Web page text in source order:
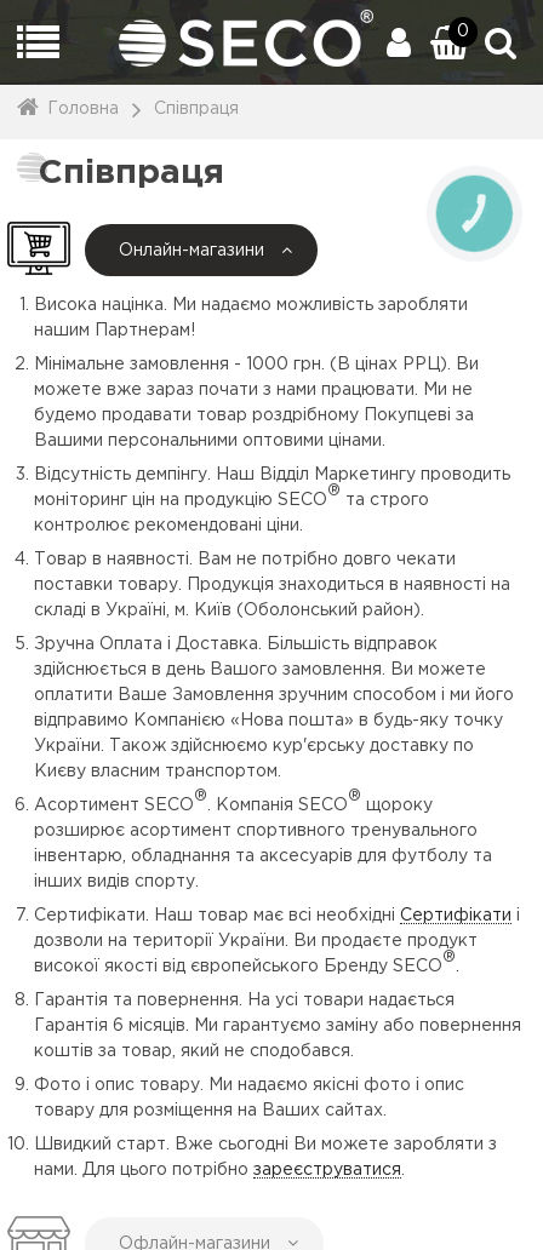
0
Головна Співпраця
Співпраця
Онлайн-магазини
Висока націнка. Ми надаємо можливість заробляти
нашим Партнерам!
Мінімальне замовлення - 1000 грн. (В цінах РРЦ). Ви
можете вже зараз почати з нами працювати. Ми не
будемо продавати товар роздрібному Покупцеві за
Вашими персональними оптовими цінами.
Відсутність демпінгу. Наш Відділ Маркетингу проводить
моніторинг цін на продукцію SECO
®
та строго
контролює рекомендовані ціни.
Товар в наявності. Вам не потрібно довго чекати
поставки товару. Продукція знаходиться в наявності на
складі в Україні, м. Київ (Оболонський район).
Зручна Оплата і Доставка. Більшість відправок
здійснюється в день Вашого замовлення. Ви можете
оплатити Ваше Замовлення зручним способом і ми його
відправимо Компанією «Нова пошта» в будь-яку точку
України. Також здійснюємо кур'єрську доставку по
Києву власним транспортом.
Асортимент SECO
®
. Компанія SECO
®
щороку
розширює асортимент спортивного тренувального
інвентарю, обладнання та аксесуарів для футболу та
інших видів спорту.
Сертифікати. Наш товар має всі необхідні Сертифікати і
дозволи на території України. Ви продаєте продукт
високої якості від європейського Бренду SECO
®
Гарантія та повернення. На усі товари надається
Гарантія 6 місяців. Ми гарантуємо заміну або повернення
коштів за товар, який не сподобався.
Фото і опис товару. Ми надаємо якісні фото і опис
товару для розміщення на Ваших сайтах.
Швидкий старт. Вже сьогодні Ви можете заробляти з
нами. Для цього потрібно зареєструватися
Офлайн-магазини
КНОПКА
ЗВ'ЯЗКУ